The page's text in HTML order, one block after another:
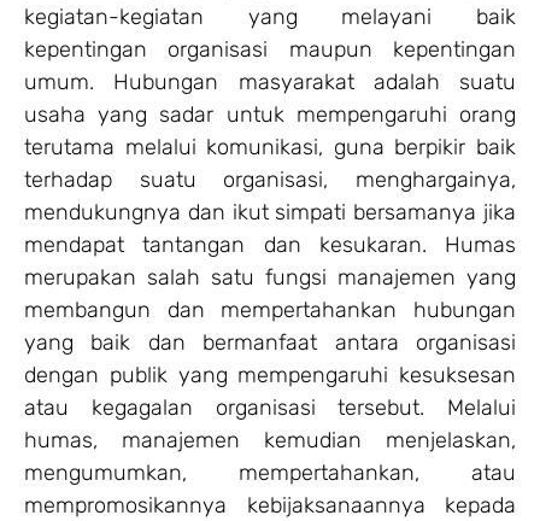
kegiatan-kegiatan yang melayani baik
kepentingan organisasi maupun kepentingan
umum. Hubungan masyarakat adalah suatu
usaha yang sadar untuk mempengaruhi orang
terutama melalui komunikasi, guna berpikir baik
terhadap suatu organisasi, menghargainya,
mendukungnya dan ikut simpati bersamanya jika
mendapat tantangan dan kesukaran. Humas
merupakan salah satu fungsi manajemen yang
membangun dan mempertahankan hubungan
yang baik dan bermanfaat antara organisasi
dengan publik yang mempengaruhi kesuksesan
atau kegagalan organisasi tersebut. Melalui
humas, manajemen kemudian menjelaskan,
mengumumkan, mempertahankan, atau
mempromosikannya kebijaksanaannya kepada